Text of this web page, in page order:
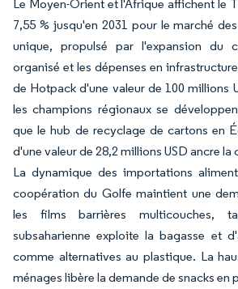
Le Moyen-Orient et l'Afrique affichent le
7,55 % jusqu'en 2031 pour le marché
unique, propulsé par l'expansion du
organisé et les dépenses en
de Hotpack d'une valeur de 100 millions
les champions régionaux se
que le hub de recyclage de cartons en
d'une valeur de 28,2 millions USD ancre la
La dynamique des importations
coopération du Golfe maintient une
les films barrières multicouches,
subsaharienne exploite la bagasse et
comme alternatives au plastique. La
ménages libère la demande de snacks